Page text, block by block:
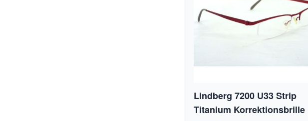
Lindberg 7200 U33 Strip
Titanium Korrektionsbrille